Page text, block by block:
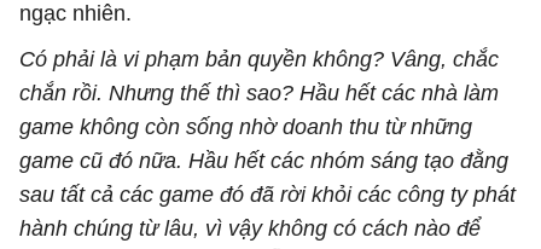
ngạc nhiên.
Có phải là vi phạm bản quyền không? Vâng, chắc
chắn rồi. Nhưng thế thì sao? Hầu hết các nhà làm
game không còn sống nhờ doanh thu từ những
game cũ đó nữa. Hầu hết các nhóm sáng tạo đằng
sau tất cả các game đó đã rời khỏi các công ty phát
hành chúng từ lâu, vì vậy không có cách nào để